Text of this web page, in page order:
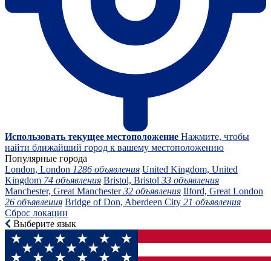
Использовать текущее местоположение Нажмите, чтобы
найти ближайший город к вашему местоположению
Популярные города
London, London 1286 объявления United Kingdom, United
Kingdom 74 объявления Bristol, Bristol 33 объявления
Manchester, Great Manchester32 объявления Ilford, Great London
26 объявления Bridge of Don, Aberdeen City 21 объявления
Сброс локации
Выберите язык